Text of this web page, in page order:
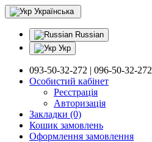
Українська
Russian
Укр
093-50-32-272 | 096-50-32-272
Особистий кабінет
Реєстрація
Авторизація
Закладки (0)
Кошик замовлень
Оформлення замовлення